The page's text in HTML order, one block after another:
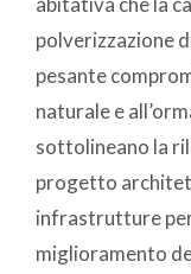
polverizzazione
pesante
naturale e
sottolineano la
progetto
infrastrutture
miglioramento